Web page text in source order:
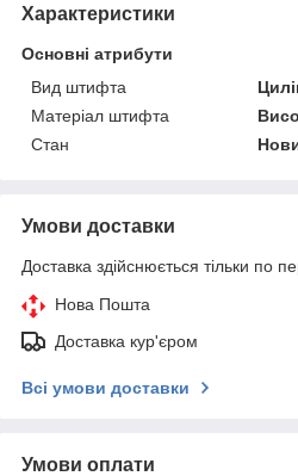
Характеристики
Основні атрибути
Вид штифта
Матеріал штифта
Стан
Умови доставки
Доставка здійснюється тільки по
Нова Пошта
Доставка кур'єром
Всі умови доставки
Умови оплати